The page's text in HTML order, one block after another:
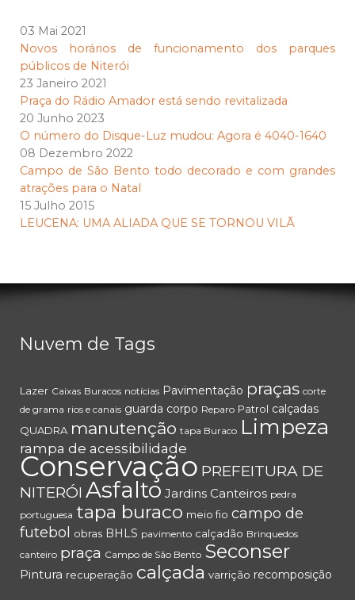
03 Mai 2021
Novos horários de funcionamento dos parques
públicos de Niterói
23 Janeiro 2021
Praça do Rádio Amador está sendo revitalizada
20 Junho 2023
O número do Disque-Luz mudou: Agora é 4040-1640
08 Dezembro 2022
Campo de São Bento todo decorado e com grandes
atrações para o Natal
15 Julho 2015
LEUCENA: UMA ALIADA QUE SE TORNOU VILÃ
Nuvem de Tags
Lazer Caixas Buracos notícias Pavimentação praças corte
de grama rios e canais guarda corpo Reparo Patrol calçadas
QUADRA manutenção tapa Buraco Limpeza
rampa de acessibilidade
Conservação PREFEITURA DE
NITERÓI Asfalto Jardins Canteiros pedra
portuguesa tapa buraco meio fio campo de
futebol
obras BHLS pavimento calçadão Brinquedos
canteiro praça Campo de São Bento Seconser
Pintura recuperação calçada varrição recomposição